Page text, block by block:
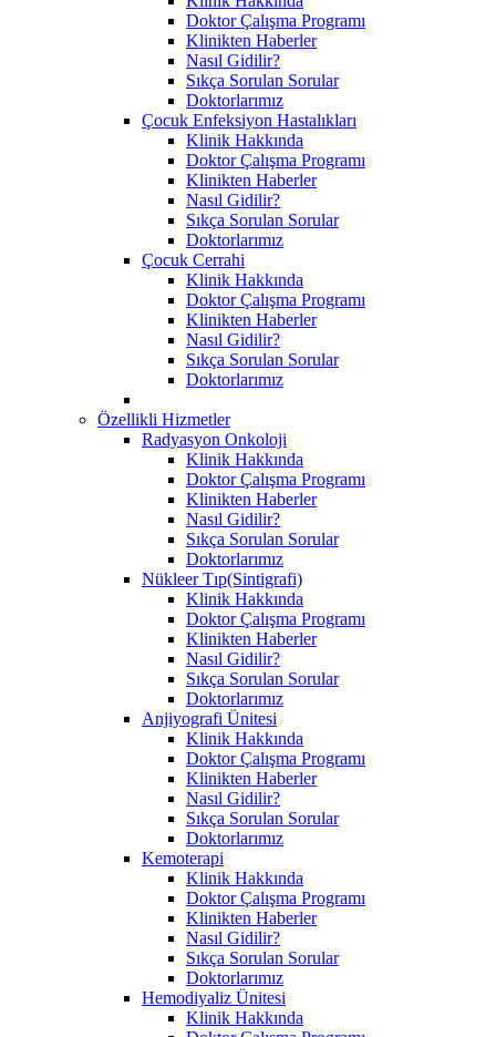
Doktor Çalışma Programı
Klinikten Haberler
Nasıl Gidilir?
Sıkça Sorulan Sorular
Doktorlarımız
Çocuk Enfeksiyon Hastalıkları
Klinik Hakkında
Doktor Çalışma Programı
Klinikten Haberler
Nasıl Gidilir?
Sıkça Sorulan Sorular
Doktorlarımız
Çocuk Cerrahi
Klinik Hakkında
Doktor Çalışma Programı
Klinikten Haberler
Nasıl Gidilir?
Sıkça Sorulan Sorular
Doktorlarımız
Özellikli Hizmetler
Radyasyon Onkoloji
Klinik Hakkında
Doktor Çalışma Programı
Klinikten Haberler
Nasıl Gidilir?
Sıkça Sorulan Sorular
Doktorlarımız
Nükleer Tıp(Sintigrafi)
Klinik Hakkında
Doktor Çalışma Programı
Klinikten Haberler
Nasıl Gidilir?
Sıkça Sorulan Sorular
Doktorlarımız
Anjiyografi Ünitesi
Klinik Hakkında
Doktor Çalışma Programı
Klinikten Haberler
Nasıl Gidilir?
Sıkça Sorulan Sorular
Doktorlarımız
Kemoterapi
Klinik Hakkında
Doktor Çalışma Programı
Klinikten Haberler
Nasıl Gidilir?
Sıkça Sorulan Sorular
Doktorlarımız
Hemodiyaliz Ünitesi
Klinik Hakkında